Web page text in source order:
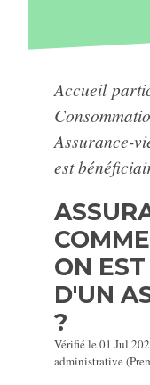
Accueil
Assurance-
est
ON
D'UN
?
Vérifié le 01 Jul
administrative